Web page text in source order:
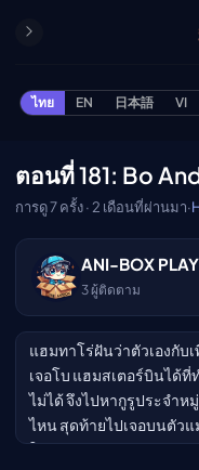
ไทย EN 日本語 VI
🔒
กรุณาเข้าสู่ระบบเพื่อรั
ตอนที่ 181: Bo
การดู 7 ครั้ง · 2 เดือนที่ผ่านมา·
ANI-BOX PLAY
3ผู้ติดตาม
แฮมทาโร่ฝันว่าตัวเองกับ
เจอโบ แฮมสเตอร์บินได้
ไม่ได้ จึงไปหากูรูประจำห
ไหน สุดท้ายไปเจอบนตัว
ในงวง เหล่าแฮม-แฮมจะ